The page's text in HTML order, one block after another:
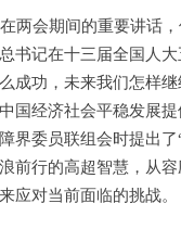
两会期间的重要讲话
书记在十三届全国人
成功，未来我们怎样
国经济社会平稳发展
界委员联组会时提出了
前行的高超智慧，从
应对当前面临的挑战。